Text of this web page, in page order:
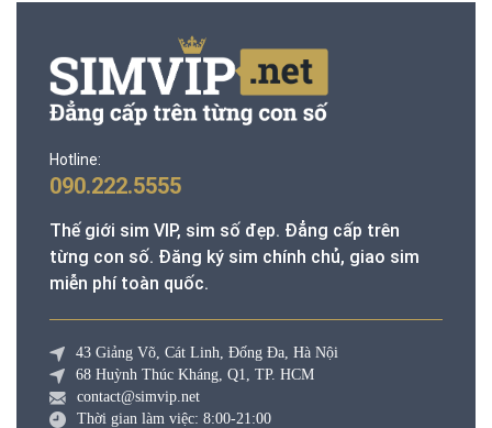
Hotline:
090.222.5555
Thế giới sim VIP, sim số đẹp. Đẳng cấp trên
từng con số. Đăng ký sim chính chủ, giao sim
miễn phí toàn quốc.
43 Giảng Võ, Cát Linh, Đống Đa, Hà Nội
68 Huỳnh Thúc Kháng, Q1, TP. HCM
contact@simvip.net
Thời gian làm việc: 8:00-21:00